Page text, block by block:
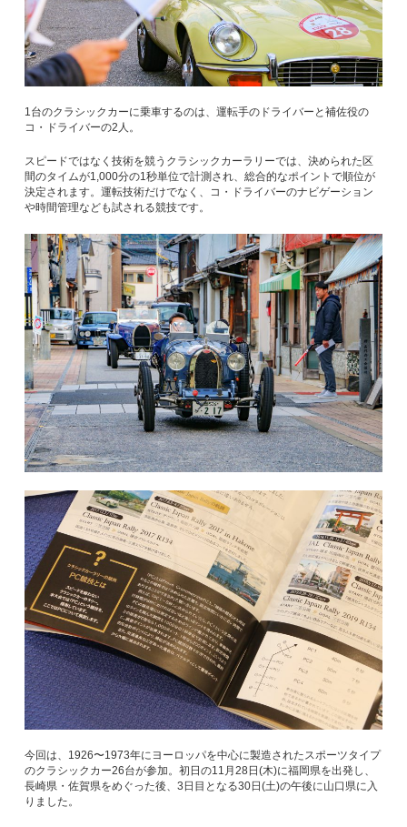
1台のクラシックカーに乗車するのは、運転手のドライバーと補佐役の
コ・ドライバーの2人。
スピードではなく技術を競うクラシックカーラリーでは、決められた区
間のタイムが1,000分の1秒単位で計測され、総合的なポイントで順位が
決定されます。運転技術だけでなく、コ・ドライバーのナビゲーション
や時間管理なども試される競技です。
今回は、1926〜1973年にヨーロッパを中心に製造されたスポーツタイプ
のクラシックカー26台が参加。初日の11月28日(木)に福岡県を出発し、
長崎県・佐賀県をめぐった後、3日目となる30日(土)の午後に山口県に入
りました。